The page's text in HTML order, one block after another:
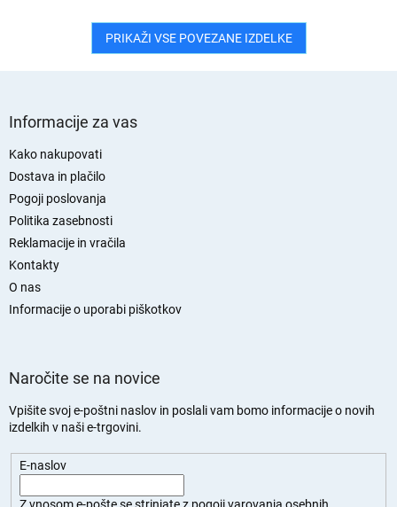
PRIKAŽI VSE POVEZANE IZDELKE
Informacije za vas
Kako nakupovati
Dostava in plačilo
Pogoji poslovanja
Politika zasebnosti
Reklamacije in vračila
Kontakty
O nas
Informacije o uporabi piškotkov
Naročite se na novice
Vpišite svoj e-poštni naslov in poslali vam bomo informacije o novih
izdelkih v naši e-trgovini.
E-naslov